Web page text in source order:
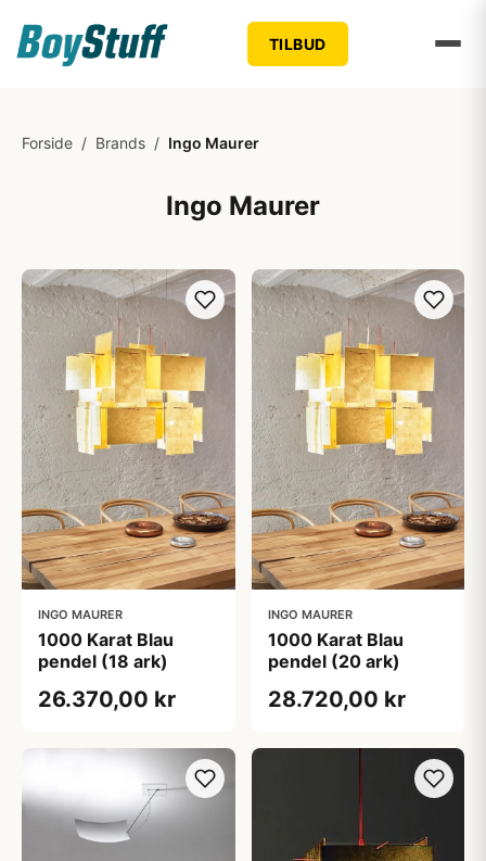
TILBUD
Forside / Brands / Ingo Maurer
Ingo Maurer
INGO MAURER
1000 Karat Blau
pendel (18 ark)
26.370,00 kr
INGO MAURER
1000 Karat Blau
pendel (20 ark)
28.720,00 kr